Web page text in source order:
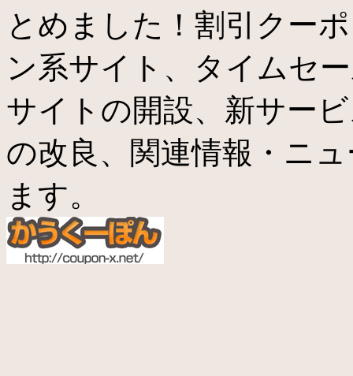
とめました！割引クー
ン系サイト、タイムセ
サイトの開設、新サー
の改良、関連情報・ニ
ます。